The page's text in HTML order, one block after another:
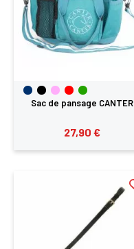
Sac de pansage CANTER
27,90 €